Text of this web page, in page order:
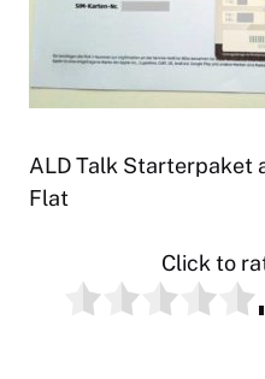
ALD Talk Starterpaket
Flat
Click to